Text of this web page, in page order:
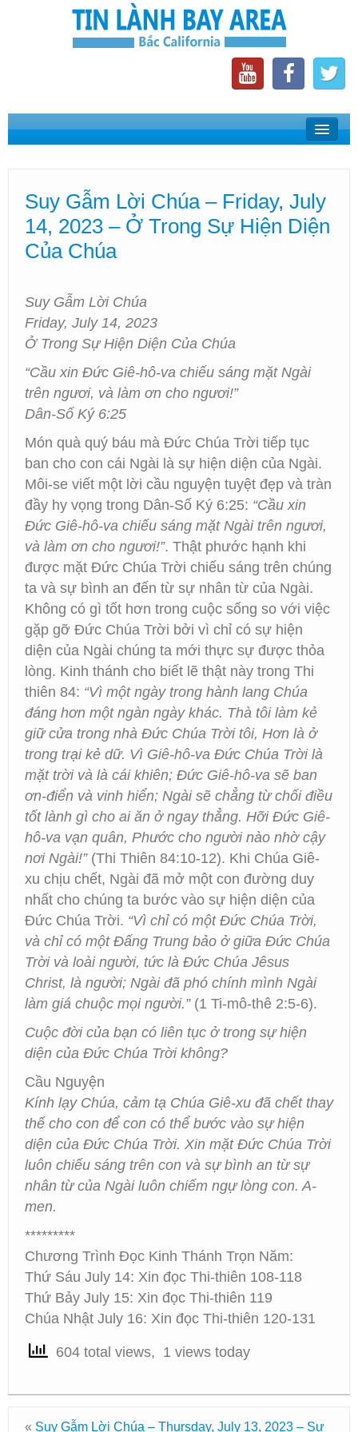
Home
Phát Thanh Tin Lành Bay Area
Các Hội Thánh Bắc California
Suy Gẫm Lời Chúa – Friday, July
14, 2023 – Ở Trong Sự Hiện Diện
Của Chúa
Suy Gẫm Lời Chúa
Friday, July 14, 2023
Ở Trong Sự Hiện Diện Của Chúa
“Cầu xin Đức Giê-hô-va chiếu sáng mặt Ngài
trên ngươi, và làm ơn cho ngươi!”
Dân-Số Ký 6:25
Món quà quý báu mà Đức Chúa Trời tiếp tục
ban cho con cái Ngài là sự hiện diện của Ngài.
Môi-se viết một lời cầu nguyện tuyệt đẹp và tràn
đầy hy vọng trong Dân-Số Ký 6:25: “Cầu xin
Đức Giê-hô-va chiếu sáng mặt Ngài trên ngươi,
và làm ơn cho ngươi!”. Thật phước hạnh khi
được mặt Đức Chúa Trời chiếu sáng trên chúng
ta và sự bình an đến từ sự nhân từ của Ngài.
Không có gì tốt hơn trong cuộc sống so với việc
gặp gỡ Đức Chúa Trời bởi vì chỉ có sự hiện
diện của Ngài chúng ta mới thực sự được thỏa
lòng. Kinh thánh cho biết lẽ thật này trong Thi
thiên 84: “Vì một ngày trong hành lang Chúa
đáng hơn một ngàn ngày khác. Thà tôi làm kẻ
giữ cửa trong nhà Đức Chúa Trời tôi, Hơn là ở
trong trại kẻ dữ. Vì Giê-hô-va Đức Chúa Trời là
mặt trời và là cái khiên; Đức Giê-hô-va sẽ ban
ơn-điển và vinh hiển; Ngài sẽ chẳng từ chối điều
tốt lành gì cho ai ăn ở ngay thẳng. Hỡi Đức Giê-
hô-va vạn quân, Phước cho người nào nhờ cậy
nơi Ngài!”(Thi Thiên 84:10-12). Khi Chúa Giê-
xu chịu chết, Ngài đã mở một con đường duy
nhất cho chúng ta bước vào sự hiện diện của
Đức Chúa Trời. “Vì chỉ có một Đức Chúa Trời,
và chỉ có một Đấng Trung bảo ở giữa Đức Chúa
Trời và loài người, tức là Đức Chúa Jêsus
Christ, là người; Ngài đã phó chính mình Ngài
làm giá chuộc mọi người.”(1 Ti-mô-thê 2:5-6).
Cuộc đời của bạn có liên tục ở trong sự hiện
diện của Đức Chúa Trời không?
Cầu Nguyện
Kính lạy Chúa, cảm tạ Chúa Giê-xu đã chết thay
thế cho con để con có thể bước vào sự hiện
diện của Đức Chúa Trời. Xin mặt Đức Chúa Trời
luôn chiếu sáng trên con và sự bình an từ sự
nhân từ của Ngài luôn chiếm ngự lòng con. A-
men.
*********
Chương Trình Đọc Kinh Thánh Trọn Năm:
Thứ Sáu July 14: Xin đọc Thi-thiên 108-118
Thứ Bảy July 15: Xin đọc Thi-thiên 119
Chúa Nhật July 16: Xin đọc Thi-thiên 120-131
604 total views, 1 views today
« Suy Gẫm Lời Chúa – Thursday, July 13, 2023 – Sự